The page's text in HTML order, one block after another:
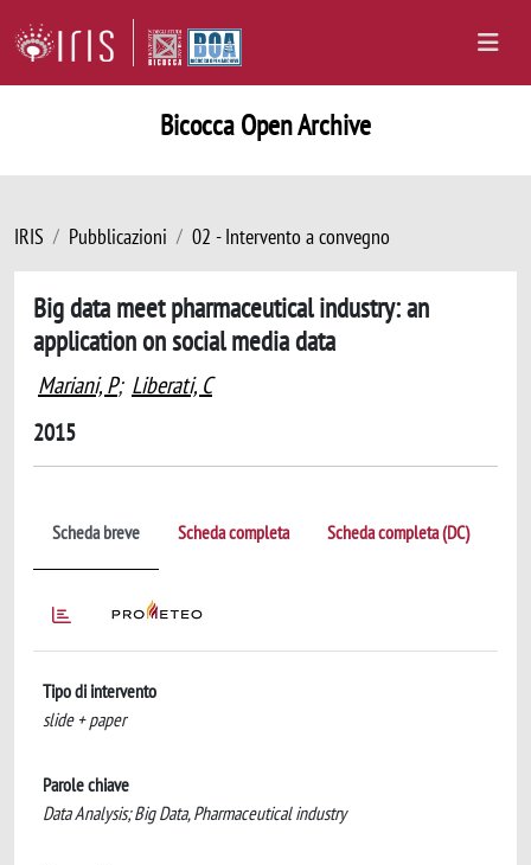
Bicocca Open Archive
IRIS Pubblicazioni 02 - Intervento a convegno
Big data meet pharmaceutical industry: an
application on social media data
Mariani, P; Liberati, C
2015
Scheda breve Scheda completa Scheda completa (DC)
Tipo di intervento
slide + paper
Parole chiave
Data Analysis; Big Data, Pharmaceutical industry